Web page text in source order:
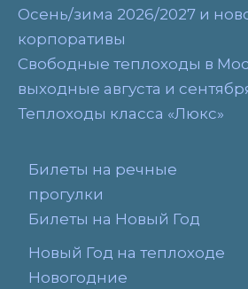
Осень/зима 2026/2027 и
корпоративы
Свободные теплоходы в
выходные августа и
Теплоходы класса «Люкс»
Билеты на речные
прогулки
Билеты на Новый Год
Новый Год на теплоходе
Новогодние